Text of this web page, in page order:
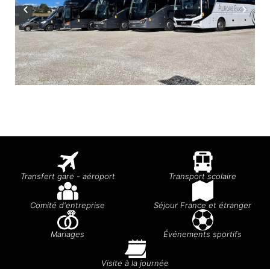
Transfert gare - aéroport Transport scolaire
Comité d'entreprise Séjour France et étranger
Mariages Événements sportifs
Visite à la journée